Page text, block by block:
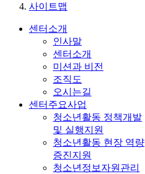
사이트맵
센터소개
인사말
센터소개
미션과 비전
조직도
오시는길
센터주요사업
청소년활동 정책개발
및 실행지원
청소년활동 현장 역량
증진지원
청소년정보자원관리